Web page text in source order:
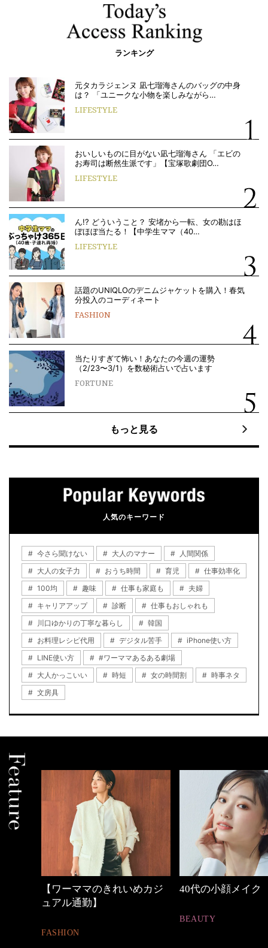
ランキング
元タカラジェンヌ 凪七瑠海さんのバッグの中身
は？ 「ユニークな小物を楽しみながら…
LIFESTYLE
おいしいものに目がない凪七瑠海さん 「エビの
お寿司は断然生派です」【宝塚歌劇団O…
LIFESTYLE
ん!? どういうこと？ 安堵から一転、女の勘はほ
ぼほぼ当たる！【中学生ママ（40…
LIFESTYLE
話題のUNIQLOのデニムジャケットを購入！春気
分投入のコーディネート
FASHION
当たりすぎて怖い！あなたの今週の運勢
（2/23〜3/1）を数秘術占いで占います
FORTUNE
もっと見る
人気のキーワード
今さら聞けない 大人のマナー
人間関係
大人の女子力
おうち時間 育児
仕事効率化
100均
趣味 仕事も家庭も
夫婦
キャリアアップ
診断
仕事もおしゃれも
川口ゆかりの丁寧な暮らし
韓国
お料理レシピ代用
デジタル苦手
iPhone使い方
LINE使い方
#ワーママあるある劇場
大人かっこいい
時短 女の時間割
時事ネタ
文房具
40代の小顔メイク 働く女性のバッグ
FASHION